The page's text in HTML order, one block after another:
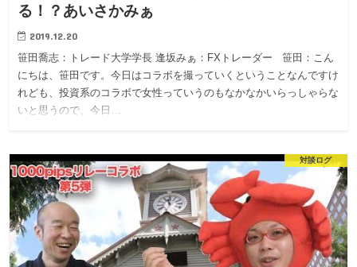
る！？あいさかみぁ
2019.12.20
笹田喬志：トレード大学学長 逢坂みぁ：FXトレーダー 笹田：こん
にちは、笹田です。今日はコラボを撮っていくということなんですけ
れども、投資系のコラボで女性っていうのもなかなかいらっしゃらな
いと思うので、今日…
対談ログ